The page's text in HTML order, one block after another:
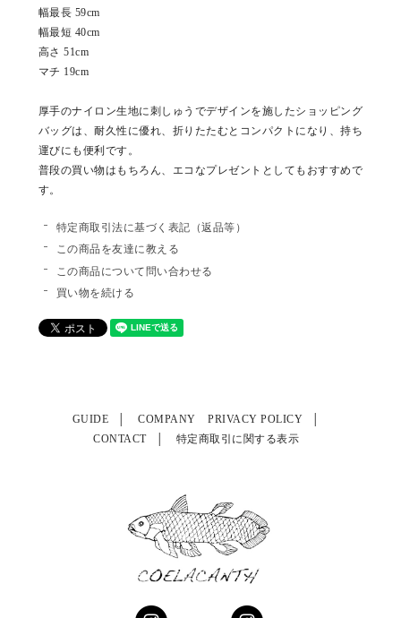
幅最長 59cm
幅最短 40cm
高さ 51cm
マチ 19cm
厚手のナイロン生地に刺しゅうでデザインを施したショッピング
バッグは、耐久性に優れ、折りたたむとコンパクトになり、持ち
運びにも便利です。
普段の買い物はもちろん、エコなプレゼントとしてもおすすめで
す。
特定商取引法に基づく表記（返品等）
この商品を友達に教える
この商品について問い合わせる
買い物を続ける
GUIDE COMPANY
PRIVACY POLICY
CONTACT
特定商取引に関する表示